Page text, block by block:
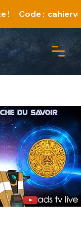
!      Code :